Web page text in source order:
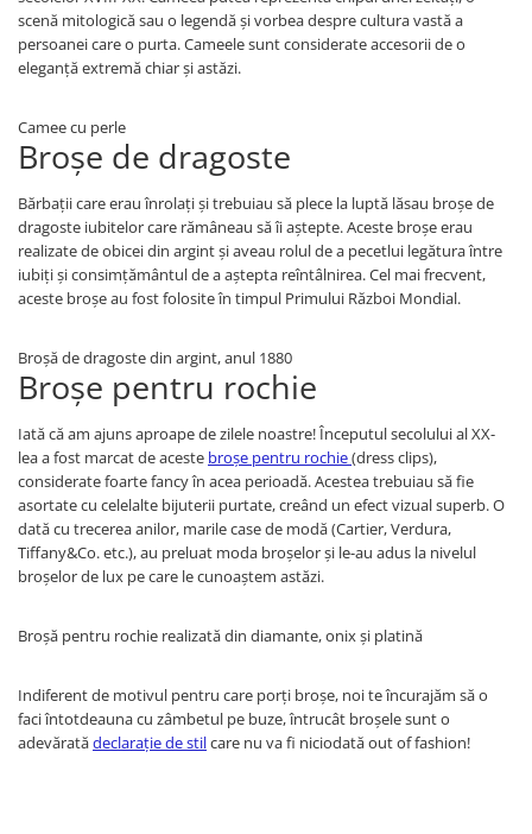
scenă mitologică sau o legendă și vorbea despre cultura vastă a
persoanei care o purta. Cameele sunt considerate accesorii de o
eleganță extremă chiar și astăzi.
Camee cu perle
Broșe de dragoste
Bărbații care erau înrolați și trebuiau să plece la luptă lăsau broșe de
dragoste iubitelor care rămâneau să îi aștepte. Aceste broșe erau
realizate de obicei din argint și aveau rolul de a pecetlui legătura între
iubiți și consimțământul de a aștepta reîntâlnirea. Cel mai frecvent,
aceste broșe au fost folosite în timpul Primului Război Mondial.
Broșă de dragoste din argint, anul 1880
Broșe pentru rochie
Iată că am ajuns aproape de zilele noastre! Începutul secolului al XX-
lea a fost marcat de aceste broșe pentru rochie(dress clips),
considerate foarte fancy în acea perioadă. Acestea trebuiau să fie
asortate cu celelalte bijuterii purtate, creând un efect vizual superb. O
dată cu trecerea anilor, marile case de modă (Cartier, Verdura,
Tiffany&Co. etc.), au preluat moda broșelor și le-au adus la nivelul
broșelor de lux pe care le cunoaștem astăzi.
Broșă pentru rochie realizată din diamante, onix și platină
Indiferent de motivul pentru care porți broșe, noi te încurajăm să o
faci întotdeauna cu zâmbetul pe buze, întrucât broșele sunt o
adevăratădeclarație de stilcare nu va fi niciodată out of fashion!